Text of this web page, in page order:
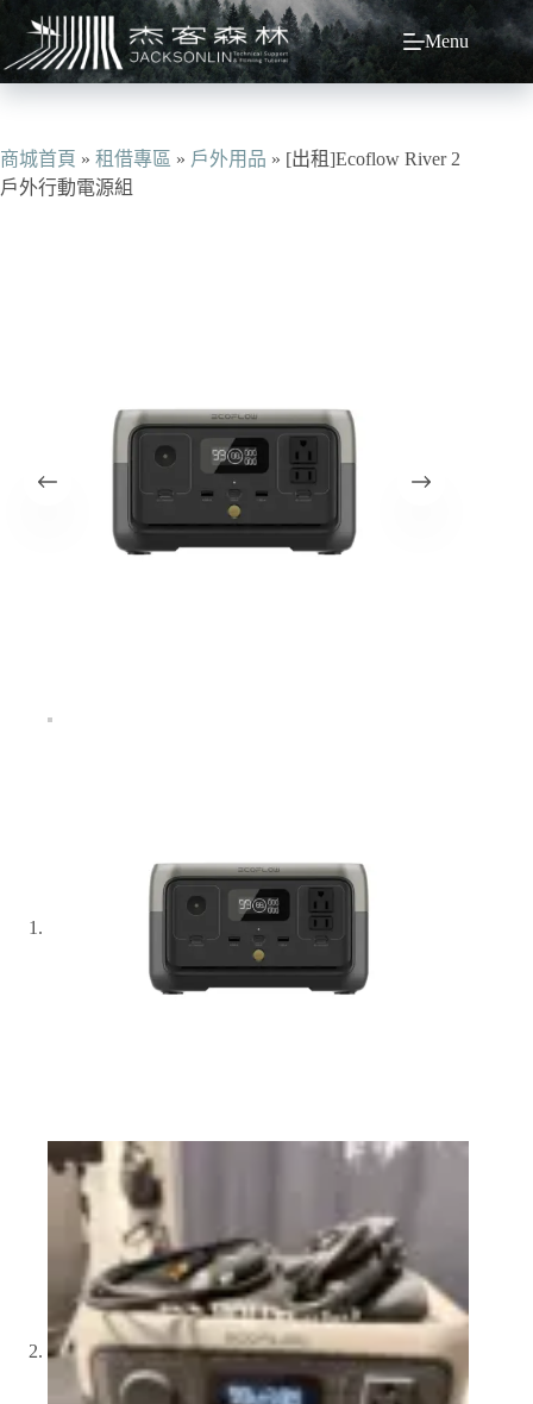
主
容
Menu
商城首頁 » 租借專區 » 戶外用品 » [出租]Ecoflow River 2
戶外行動電源組